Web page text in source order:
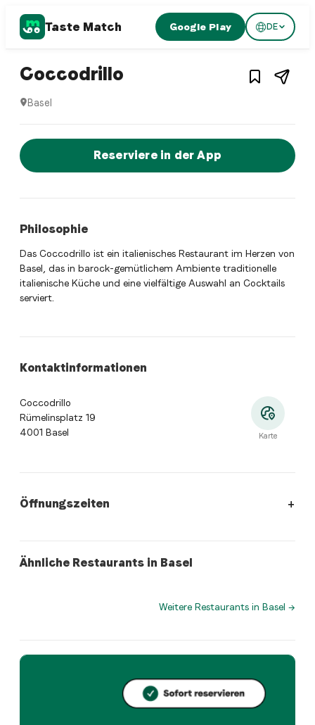
Taste Match Google Play DE
Italian restaurant 1/ 2
Coccodrillo – Restaurant inBasel
Basel
Jetzt sofort einen Tisch
Reserviere in der App
Philosophie
Das Coccodrillo ist ein italienisches Restaurant im Herzen von
Basel, das in barock-gemütlichem Ambiente traditionelle
italienische Küche und eine vielfältige Auswahl an Cocktails
serviert.
Kontaktinformationen
Coccodrillo
Rümelinsplatz 19
4001 Basel
Karte
Öffnungszeiten
Ähnliche Restaurants in Basel
swiss
Restaurant Löwenzorn
Wo befindet sich Coccodrillo?
Coccodrillo bietet basel und Italian restaurant an in
Reserviere direkt über die Taste Match App – in
Wann ist Coccodrillo geöffnet?
Weitere Restaurants in Basel →